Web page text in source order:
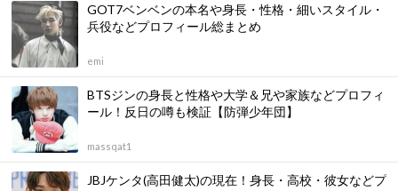
GOT7ベンベンの本名や身長・性格・細いスタイル・
兵役などプロフィール総まとめ
emi
BTSジンの身長と性格や大学＆兄や家族などプロフィ
ール！反日の噂も検証【防弾少年団】
massqat1
JBJケンタ(高田健太)の現在！身長・高校・彼女などプ